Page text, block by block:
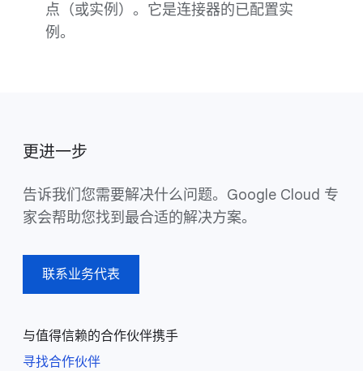
点（或实例）。它是连接器的已配置实
例。
更进一步
告诉我们您需要解决什么问题。Google Cloud 专
家会帮助您找到最合适的解决方案。
联系业务代表
与值得信赖的合作伙伴携手
寻找合作伙伴